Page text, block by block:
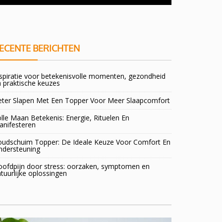
BERICHTEN
voor betekenisvolle momenten, gezondheid
praktische keuzes
Slapen Met Een Topper Voor Meer Slaapcomfort
Maan Betekenis: Energie, Rituelen En
Topper: De Ideale Keuze Voor Comfort En
door stress: oorzaken, symptomen en
oplossingen